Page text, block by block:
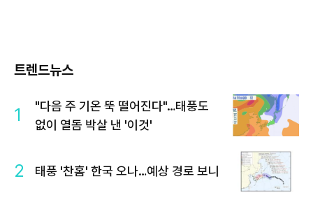
트렌드뉴스
1
"다음 주 기온 뚝 떨어진다"…태풍도
없이 열돔 박살 낸 '이것'
2 태풍 '찬홈' 한국 오나…예상 경로 보니